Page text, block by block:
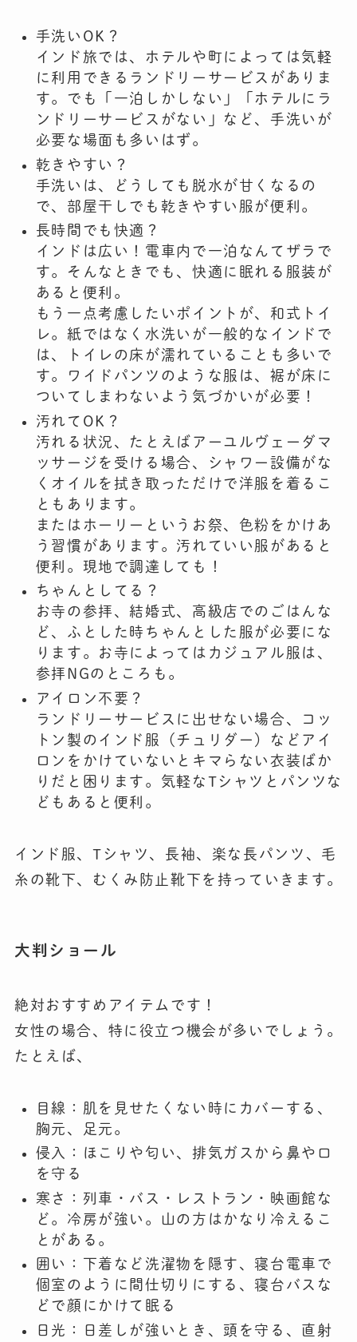
手洗いOK？
インド旅では、ホテルや町によっては気軽
に利用できるランドリーサービスがありま
す。でも「一泊しかしない」「ホテルにラ
ンドリーサービスがない」など、手洗いが
必要な場面も多いはず。
乾きやすい？
手洗いは、どうしても脱水が甘くなるの
で、部屋干しでも乾きやすい服が便利。
長時間でも快適？
インドは広い！電車内で一泊なんてザラで
す。そんなときでも、快適に眠れる服装が
あると便利。
もう一点考慮したいポイントが、和式トイ
レ。紙ではなく水洗いが一般的なインドで
は、トイレの床が濡れていることも多いで
す。ワイドパンツのような服は、裾が床に
ついてしまわないよう気づかいが必要！
汚れてOK？
汚れる状況、たとえばアーユルヴェーダマ
ッサージを受ける場合、シャワー設備がな
くオイルを拭き取っただけで洋服を着るこ
ともあります。
またはホーリーというお祭、色粉をかけあ
う習慣があります。汚れていい服があると
便利。現地で調達しても！
ちゃんとしてる？
お寺の参拝、結婚式、高級店でのごはんな
ど、ふとした時ちゃんとした服が必要にな
ります。お寺によってはカジュアル服は、
参拝NGのところも。
アイロン不要？
ランドリーサービスに出せない場合、コッ
トン製のインド服（チュリダー）などアイ
ロンをかけていないとキマらない衣装ばか
りだと困ります。気軽なTシャツとパンツな
どもあると便利。
インド服、Tシャツ、長袖、楽な長パンツ、毛
糸の靴下、むくみ防止靴下を持っていきます。
大判ショール
絶対おすすめアイテムです！
女性の場合、特に役立つ機会が多いでしょう。
たとえば、
目線：肌を見せたくない時にカバーする、
胸元、足元。
侵入：ほこりや匂い、排気ガスから鼻や口
を守る
寒さ：列車・バス・レストラン・映画館な
ど。冷房が強い。山の方はかなり冷えるこ
とがある。
囲い：下着など洗濯物を隠す、寝台電車で
個室のように間仕切りにする、寝台バスな
どで顔にかけて眠る
日光：日差しが強いとき、頭を守る、直射